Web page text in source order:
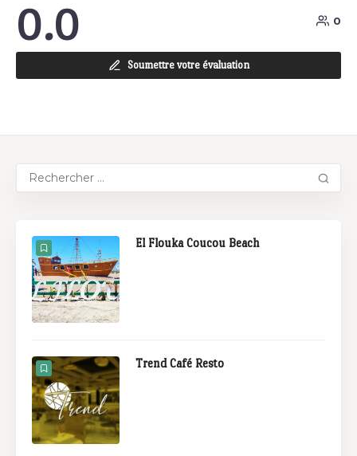
0.0 0
Soumettre votre évaluation
El Flouka Coucou Beach
Trend Café Resto